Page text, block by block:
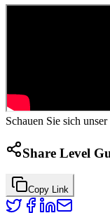
Schauen Sie sich
Share Level
Copy Link